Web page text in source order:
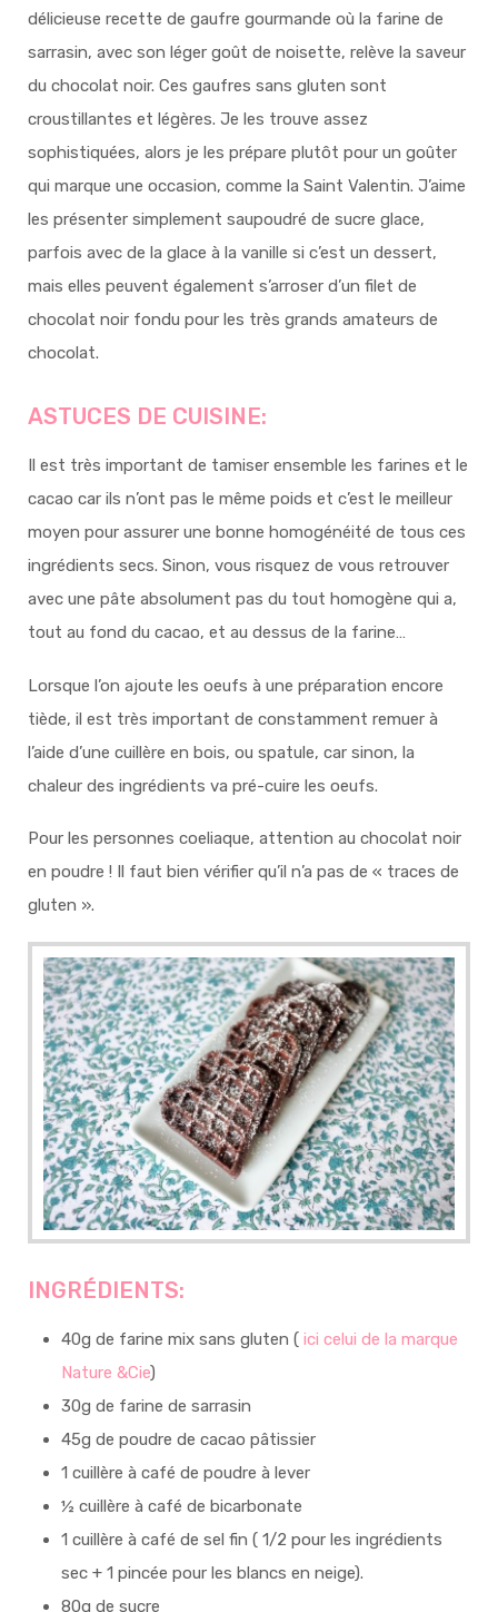
délicieuse recette de gaufre gourmande où la farine de
sarrasin, avec son léger goût de noisette, relève la saveur
du chocolat noir. Ces gaufres sans gluten sont
croustillantes et légères. Je les trouve assez
sophistiquées, alors je les prépare plutôt pour un goûter
qui marque une occasion, comme la Saint Valentin. J’aime
les présenter simplement saupoudré de sucre glace,
parfois avec de la glace à la vanille si c’est un dessert,
mais elles peuvent également s’arroser d’un filet de
chocolat noir fondu pour les très grands amateurs de
chocolat.
ASTUCES DE CUISINE:
Il est très important de tamiser ensemble les farines et le
cacao car ils n’ont pas le même poids et c’est le meilleur
moyen pour assurer une bonne homogénéité de tous ces
ingrédients secs. Sinon, vous risquez de vous retrouver
avec une pâte absolument pas du tout homogène qui a,
tout au fond du cacao, et au dessus de la farine…
Lorsque l’on ajoute les oeufs à une préparation encore
tiède, il est très important de constamment remuer à
l’aide d’une cuillère en bois, ou spatule, car sinon, la
chaleur des ingrédients va pré-cuire les oeufs.
Pour les personnes coeliaque, attention au chocolat noir
en poudre ! Il faut bien vérifier qu’il n’a pas de « traces de
gluten ».
INGRÉDIENTS:
40g de farine mix sans gluten ( ici celui de la marque
Nature &Cie)
30g de farine de sarrasin
45g de poudre de cacao pâtissier
1 cuillère à café de poudre à lever
½ cuillère à café de bicarbonate
1 cuillère à café de sel fin ( 1/2 pour les ingrédients
sec + 1 pincée pour les blancs en neige).
80g de sucre